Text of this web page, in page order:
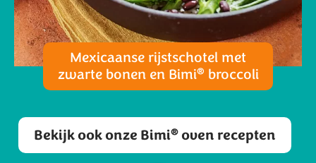
Mexicaanse rijstschotel met
zwarte bonen en Bimi® broccoli
Bekijk ook onze Bimi®oven recepten